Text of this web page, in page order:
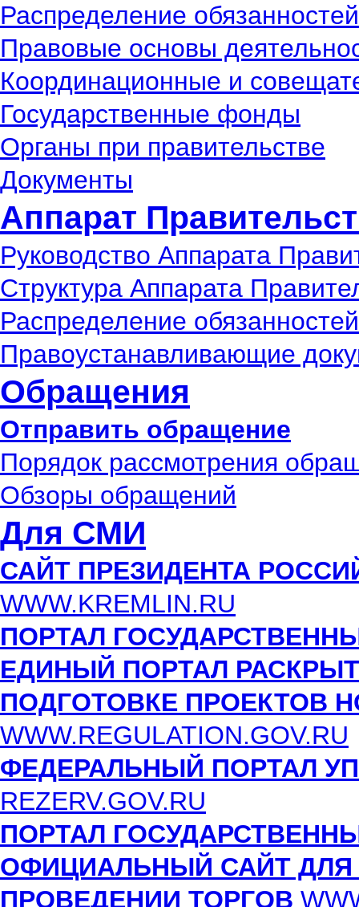
Распределение обязанностей
Правовые основы
Координационные и
Государственные фонды
Органы при правительстве
Документы
Аппарат
Руководство Аппарата
Структура Аппарата
Распределение обязанностей
Правоустанавливающие
Обращения
Отправить обращение
Порядок рассмотрения
Обзоры обращений
Для СМИ
САЙТ ПРЕЗИДЕНТА
WWW.KREMLIN.RU
ПОРТАЛ
ЕДИНЫЙ ПОРТАЛ
ПОДГОТОВКЕ ПРОЕКТОВ
WWW.REGULATION.GOV.RU
ФЕДЕРАЛЬНЫЙ ПОРТАЛ
REZERV.GOV.RU
ПОРТАЛ
ОФИЦИАЛЬНЫЙ САЙТ
ПРОВЕДЕНИИ ТОРГОВ